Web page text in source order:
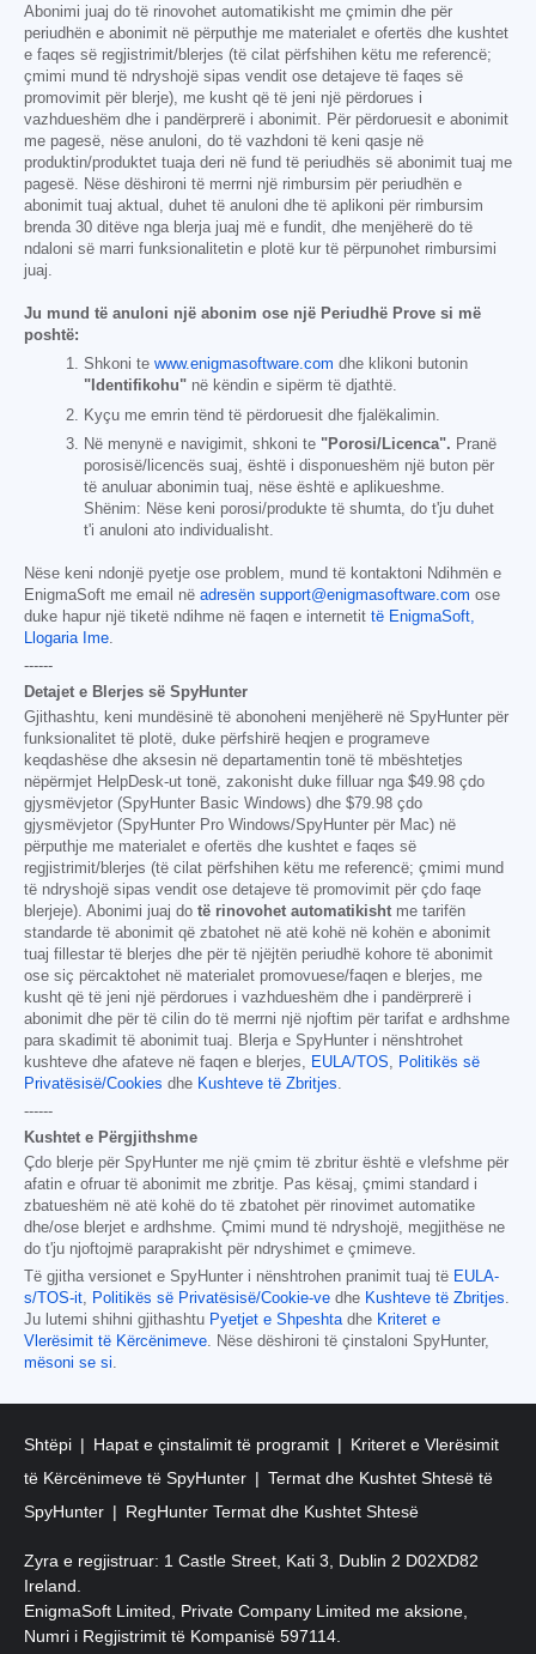
Abonimi juaj do të rinovohet automatikisht me çmimin dhe për
periudhën e abonimit në përputhje me materialet e ofertës dhe kushtet
e faqes së regjistrimit/blerjes (të cilat përfshihen këtu me referencë;
çmimi mund të ndryshojë sipas vendit ose detajeve të faqes së
promovimit për blerje), me kusht që të jeni një përdorues i
vazhdueshëm dhe i pandërprerë i abonimit. Për përdoruesit e abonimit
me pagesë, nëse anuloni, do të vazhdoni të keni qasje në
produktin/produktet tuaja deri në fund të periudhës së abonimit tuaj me
pagesë. Nëse dëshironi të merrni një rimbursim për periudhën e
abonimit tuaj aktual, duhet të anuloni dhe të aplikoni për rimbursim
brenda 30 ditëve nga blerja juaj më e fundit, dhe menjëherë do të
ndaloni së marri funksionalitetin e plotë kur të përpunohet rimbursimi
juaj.
Ju mund të anuloni një abonim ose një Periudhë Prove si më
poshtë:
Shkoni te www.enigmasoftware.com dhe klikoni butonin
"Identifikohu" në këndin e sipërm të djathtë.
Kyçu me emrin tënd të përdoruesit dhe fjalëkalimin.
Në menynë e navigimit, shkoni te "Porosi/Licenca". Pranë
porosisë/licencës suaj, është i disponueshëm një buton për
të anuluar abonimin tuaj, nëse është e aplikueshme.
Shënim: Nëse keni porosi/produkte të shumta, do t'ju duhet
t'i anuloni ato individualisht.
Nëse keni ndonjë pyetje ose problem, mund të kontaktoni Ndihmën e
EnigmaSoft me email në adresën support@enigmasoftware.com ose
duke hapur një tiketë ndihme në faqen e internetit të EnigmaSoft,
Llogaria Ime
------
Detajet e Blerjes së SpyHunter
Gjithashtu, keni mundësinë të abonoheni menjëherë në SpyHunter për
funksionalitet të plotë, duke përfshirë heqjen e programeve
keqdashëse dhe aksesin në departamentin tonë të mbështetjes
nëpërmjet HelpDesk-ut tonë, zakonisht duke filluar nga $49.98 çdo
gjysmëvjetor (SpyHunter Basic Windows) dhe $79.98 çdo
gjysmëvjetor (SpyHunter Pro Windows/SpyHunter për Mac) në
përputhje me materialet e ofertës dhe kushtet e faqes së
regjistrimit/blerjes (të cilat përfshihen këtu me referencë; çmimi mund
të ndryshojë sipas vendit ose detajeve të promovimit për çdo faqe
blerjeje). Abonimi juaj do të rinovohet automatikisht me tarifën
standarde të abonimit që zbatohet në atë kohë në kohën e abonimit
tuaj fillestar të blerjes dhe për të njëjtën periudhë kohore të abonimit
ose siç përcaktohet në materialet promovuese/faqen e blerjes, me
kusht që të jeni një përdorues i vazhdueshëm dhe i pandërprerë i
abonimit dhe për të cilin do të merrni një njoftim për tarifat e ardhshme
para skadimit të abonimit tuaj. Blerja e SpyHunter i nënshtrohet
kushteve dhe afateve në faqen e blerjes,
EULA/TOS
Politikës së
Privatësisë/Cookies dhe Kushteve të Zbritjes
------
Kushtet e Përgjithshme
Çdo blerje për SpyHunter me një çmim të zbritur është e vlefshme për
afatin e ofruar të abonimit me zbritje. Pas kësaj, çmimi standard i
zbatueshëm në atë kohë do të zbatohet për rinovimet automatike
dhe/ose blerjet e ardhshme. Çmimi mund të ndryshojë, megjithëse ne
do t'ju njoftojmë paraprakisht për ndryshimet e çmimeve.
Të gjitha versionet e SpyHunter i nënshtrohen pranimit tuaj të EULA-
s/TOS-it
Politikës së Privatësisë/Cookie-ve dhe Kushteve të Zbritjes
Ju lutemi shihni gjithashtu Pyetjet e Shpeshta dhe Kriteret e
Vlerësimit të Kërcënimeve . Nëse dëshironi të çinstaloni SpyHunter,
mësoni se si
Shtëpi Hapat e çinstalimit të programit
Kriteret e Vlerësimit
të Kërcënimeve të SpyHunter
Termat dhe Kushtet Shtesë të
SpyHunter
RegHunter Termat dhe Kushtet Shtesë
Zyra e regjistruar: 1 Castle Street, Kati 3, Dublin 2 D02XD82
Ireland.
EnigmaSoft Limited, Private Company Limited me aksione,
Numri i Regjistrimit të Kompanisë 597114.